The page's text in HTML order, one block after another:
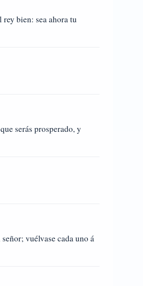
bien: sea ahora tu
serás prosperado, y
vuélvase cada uno á